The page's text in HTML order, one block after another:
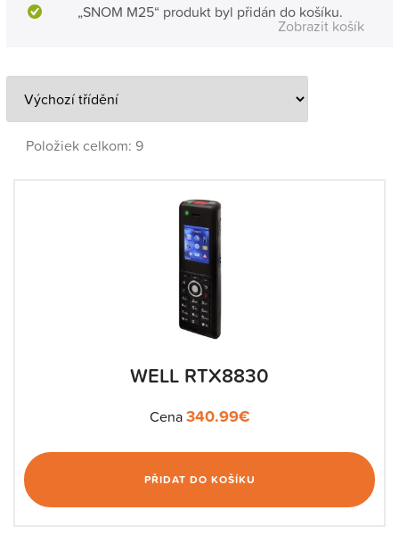
„SNOM M25“ produkt byl přidán do košíku.
Zobrazit košík
Položiek celkom: 9
WELL RTX8830
Cena340.99€
PŘIDAT DO KOŠÍKU